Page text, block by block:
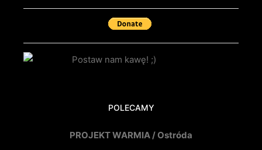
POLECAMY
PROJEKT WARMIA / Ostróda